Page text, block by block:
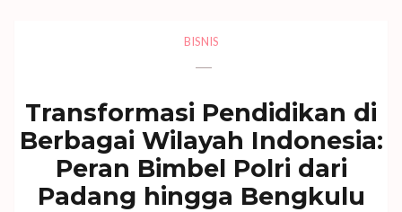
BISNIS
Transformasi Pendidikan di
Berbagai Wilayah Indonesia:
Peran Bimbel Polri dari
Padang hingga Bengkulu